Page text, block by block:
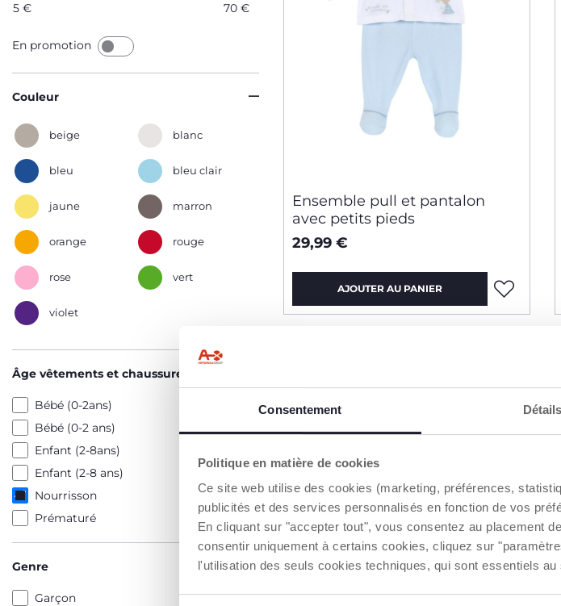
Consentement Détails
Politique en matière de cookies
Ce site web utilise des cookies (marketing, préférences,
publicités et des services personnalisés en fonction de vos
En cliquant sur "accepter tout", vous consentez au placement
consentir uniquement à certains cookies, cliquez sur
l'utilisation des seuls cookies techniques, qui sont essentiels
5 € 70 €
En promotion
Couleur
beige blanc
bleu bleu clair
jaune marron
orange rouge
rose vert
violet
Âge vêtements et chaussures
Bébé (0-2ans)
Bébé (0-2 ans)
Enfant (2-8ans)
Enfant (2-8 ans)
Nourrisson
Prématuré
Genre
Garçon
Ensemble pull et pantalon
avec petits pieds
29,99 €
AJOUTER AU PANIER